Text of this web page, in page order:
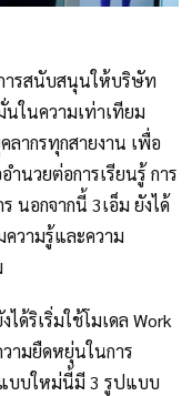
ารสนับสนุนให้บริษัท
นในความเท่าเทียม
ลากรทุกสายงาน เพื่อ
นวยต่อการเรียนรู้ การ
นอกจากนี้ 3เอ็ม ยังได้
วามรู้และความ
ด้ริเริ่มใช้โมเดล Work
ามยืดหยุ่นในการ
บบใหม่นี้มี 3 รูปแบบ